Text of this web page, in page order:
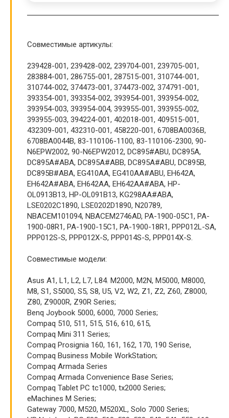
Совместимые артикулы:
239428-001, 239428-002, 239704-001, 239705-001,
283884-001, 286755-001, 287515-001, 310744-001,
310744-002, 374473-001, 374473-002, 374791-001,
393354-001, 393354-002, 393954-001, 393954-002,
393954-003, 393954-004, 393955-001, 393955-002,
393955-003, 394224-001, 402018-001, 409515-001,
432309-001, 432310-001, 458220-001, 6708BA0036B,
6708BA0044B, 83-110106-1100, 83-110106-2300, 90-
N6EPW2002, 90-N6EPW2012, DC895#ABU, DC895A,
DC895A#ABA, DC895A#ABB, DC895A#ABU, DC895B,
DC895B#ABA, EG410AA, EG410AA#ABU, EH642A,
EH642A#ABA, EH642AA, EH642AA#ABA, HP-
OL0913B13, HP-OL091B13, KG298AA#ABA,
LSE0202C1890, LSE0202D1890, N20789,
NBACEM101094, NBACEM2746AD, PA-1900-05C1, PA-
1900-08R1, PA-1900-15C1, PA-1900-18R1, PPP012L-SA,
PPP012S-S, PPP012X-S, PPP014S-S, PPP014X-S.
Совместимые модели:
Asus A1, L1, L2, L7, L84. M2000, M2N, M5000, M8000,
M8, S1, S5000, S5, S8, U5, V2, W2, Z1, Z2, Z60, Z8000,
Z80, Z9000R, Z90R Series;
Benq Joybook 5000, 6000, 7000 Series;
Compaq 510, 511, 515, 516, 610, 615,
Compaq Mini 311 Series;
Compaq Prosignia 160, 161, 162, 170, 190 Serise,
Compaq Business Mobile WorkStation;
Compaq Armada Series
Compaq Armada Convenience Base Series;
Compaq Tablet PC tc1000, tx2000 Series;
eMachines M Series;
Gateway 7000, M520, M520XL, Solo 7000 Series;